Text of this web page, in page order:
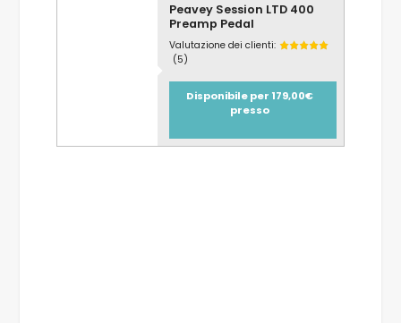
Peavey Session LTD 400
Preamp Pedal
Valutazione dei clienti:
(5)
Disponibile per 179,00€
presso